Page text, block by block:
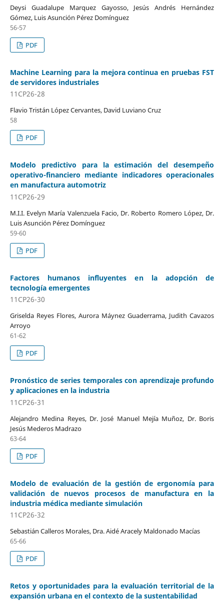
Deysi Guadalupe Marquez Gayosso, Jesús Andrés Hernández
Gómez, Luis Asunción Pérez Domínguez
56-57
PDF
Machine Learning para la mejora continua en pruebas FST
de servidores industriales
11CP26-28
Flavio Tristán López Cervantes, David Luviano Cruz
58
PDF
Modelo predictivo para la estimación del desempeño
operativo-financiero mediante indicadores operacionales
en manufactura automotriz
11CP26-29
M.I.I. Evelyn María Valenzuela Facio, Dr. Roberto Romero López, Dr.
Luis Asunción Pérez Domínguez
59-60
PDF
Factores humanos influyentes en la adopción de
tecnología emergentes
11CP26-30
Griselda Reyes Flores, Aurora Máynez Guaderrama, Judith Cavazos
Arroyo
61-62
PDF
Pronóstico de series temporales con aprendizaje profundo
y aplicaciones en la industria
11CP26-31
Alejandro Medina Reyes, Dr. José Manuel Mejía Muñoz, Dr. Boris
Jesús Mederos Madrazo
63-64
PDF
Modelo de evaluación de la gestión de ergonomía para
validación de nuevos procesos de manufactura en la
industria médica mediante simulación
11CP26-32
Sebastián Calleros Morales, Dra. Aidé Aracely Maldonado Macías
65-66
PDF
Retos y oportunidades para la evaluación territorial de la
expansión urbana en el contexto de la sustentabilidad